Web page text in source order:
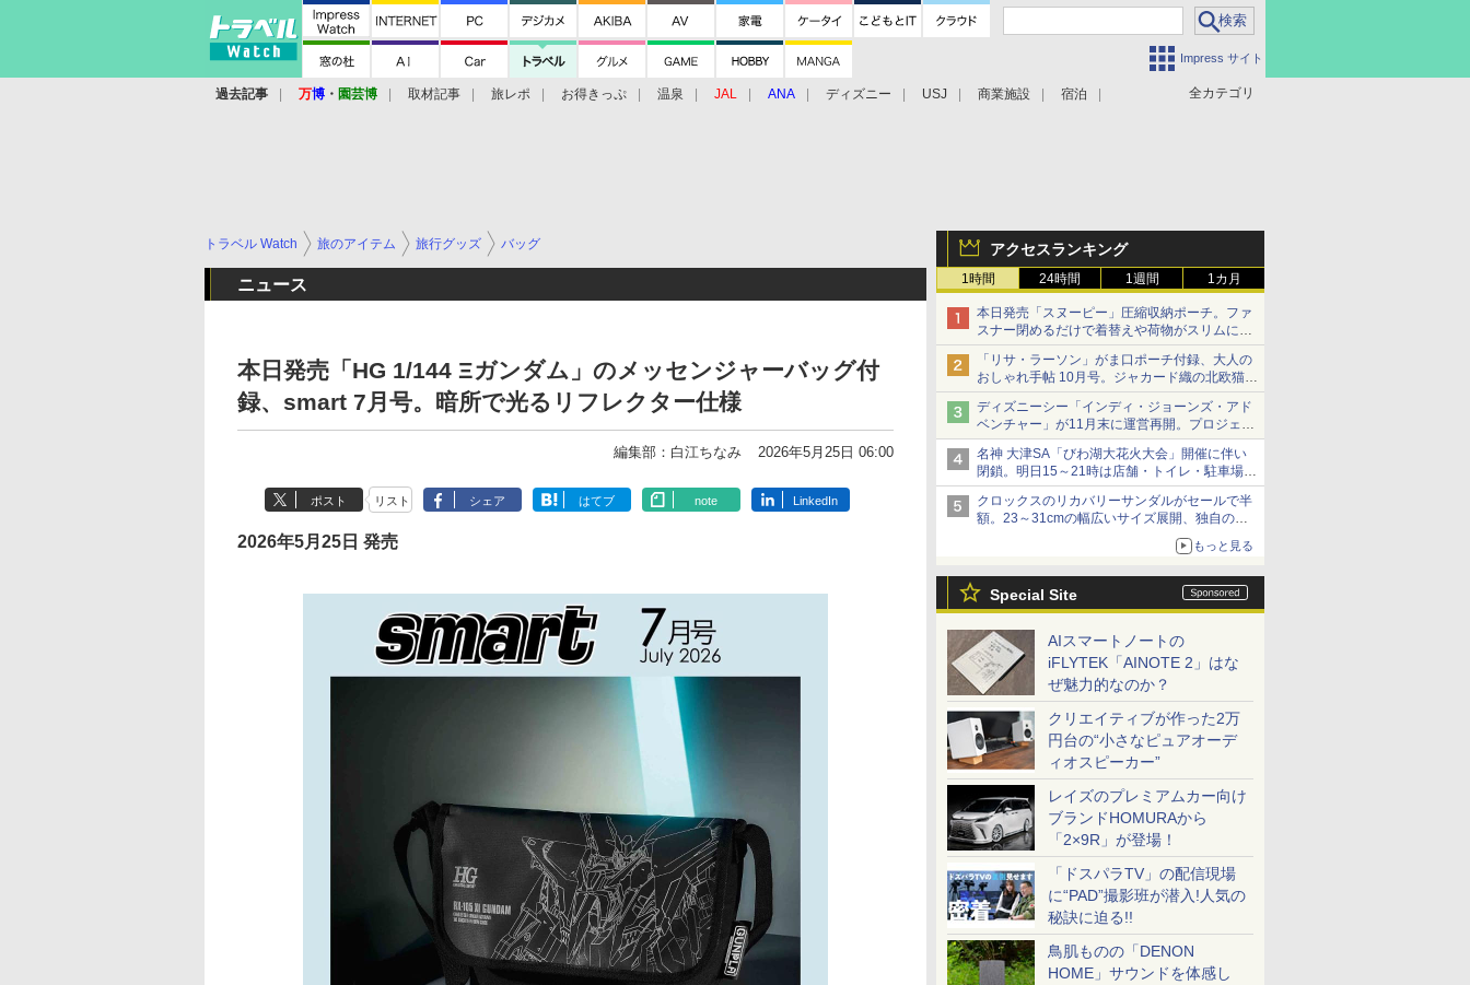
Impress サイト
全カテゴリ
過去記事 万博 ・ 園芸博 取材記事 旅レポ お得きっぷ 温泉 JAL ANA ディズニー USJ 商業施設 宿泊
アクセスランキング
1時間 24時間 1週間 1カ月
本日発売「スヌーピー」圧縮収納ポーチ。ファ
スナー閉めるだけで着替えや荷物がスリムにま
とまる
「リサ・ラーソン」がま口ポーチ付録、大人の
おしゃれ手帖 10月号。ジャカード織の北欧猫デ
ザイン
ディズニーシー「インディ・ジョーンズ・アド
ベンチャー」が11月末に運営再開。プロジェク
ションマッピングを追加、DPAは1500円
名神 大津SA「びわ湖大花火大会」開催に伴い
閉鎖。明日15～21時は店舗・トイレ・駐車場の
利用不可
クロックスのリカバリーサンダルがセールで半
額。23～31cmの幅広いサイズ展開、独自のク
もっと見る
Special Site
AIスマートノートの
iFLYTEK「AINOTE 2」はな
ぜ魅力的なのか？
クリエイティブが作った2万
円台の“小さなピュアオーデ
ィオスピーカー”
レイズのプレミアムカー向け
ブランドHOMURAから
「2×9R」が登場！
「ドスパラTV」の配信現場
に“PAD”撮影班が潜入!人気の
秘訣に迫る!!
鳥肌ものの「DENON
HOME」サウンドを体感し
トラベル Watch 旅のアイテム 旅行グッズ バッグ
ニュース
本日発売「HG 1/144 Ξガンダム」のメッセンジャーバッグ付
録、smart 7月号。暗所で光るリフレクター仕様
編集部：白江ちなみ 2026年5月25日 06:00
ポスト リスト シェア はてブ note LinkedIn
2026年5月25日 発売